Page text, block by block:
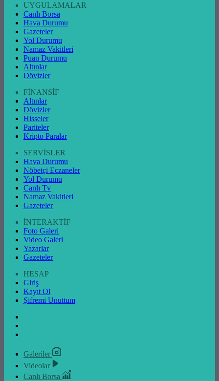
UYGULAMALAR
Canlı Borsa
Hava Durumu
Gazeteler
Yol Durumu
Namaz Vakitleri
Puan Durumu
Altınlar
Dövizler
FİNANSİF
Altınlar
Dövizler
Hisseler
Pariteler
Kripto Paralar
SERVİSLER
Hava Durumu
Nöbetçi Eczaneler
Yol Durumu
Canlı Tv
Namaz Vakitleri
Gazeteler
İNTERAKTİF
Foto Galeri
Video Galeri
Yazarlar
Gazeteler
HESAP
Giriş
Kayıt Ol
Şifremi Unuttum
Galeriler
Videolar
Canlı Borsa